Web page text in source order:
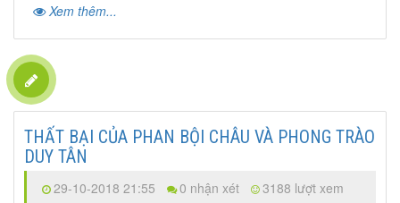
Xem thêm...
THẤT BẠI CỦA PHAN BỘI CHÂU VÀ PHONG TRÀO
DUY TÂN
29-10-2018 21:55 0 nhận xét
3188 lượt xem